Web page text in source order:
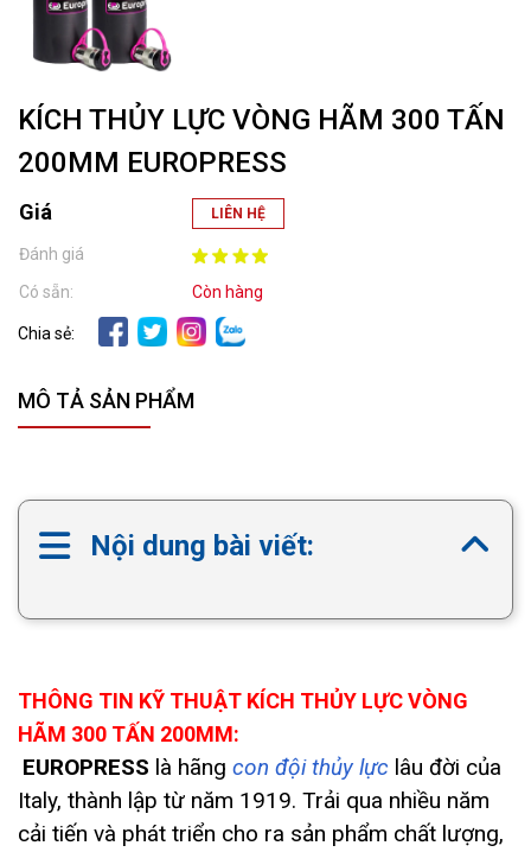
KÍCH THỦY LỰC VÒNG HÃM 300 TẤN
200MM EUROPRESS
Giá LIÊN HỆ
Đánh giá
Có sẵn:
Còn hàng
Chia sẻ:
MÔ TẢ SẢN PHẨM
Nội dung bài viết:
THÔNG TIN KỸ THUẬT KÍCH THỦY LỰC VÒNG
HÃM 300 TẤN 200MM:
EUROPRESS là hãng con đội thủy lực lâu đời của
Italy, thành lập từ năm 1919. Trải qua nhiều năm
cải tiến và phát triển cho ra sản phẩm chất lượng,